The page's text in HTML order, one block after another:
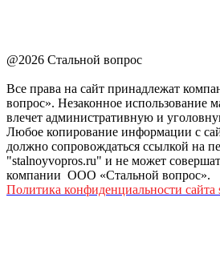
@2026 Стальной вопрос
Все права на сайт принадлежат
вопрос». Незаконное использование
влечет административную и
Любое копирование информации с
должно сопровождаться ссылкой на
"stalnoyvopros.ru" и не может
компании ООО «Стальной вопрос».
Политика конфиденциальности сайта